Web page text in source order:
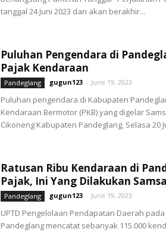
tanggal 24 Juni 2023 dan akan berakhir...
Puluhan Pengendara di
Pajak Kendaraan
Pandeglang gugun123 - June 19, 2023
Puluhan pengendara di Kabupaten
Kendaraan Bermotor (PKB) yang digelar
Cikoneng Kabupaten Pandeglang, Selasa 20
Ratusan Ribu Kendaraan di
Pajak, Ini Yang Dilakukan
Pandeglang gugun123 - June 19, 2023
UPTD Pengelolaan Pendapatan Daerah
Pandeglang mencatat sebanyak 115.000